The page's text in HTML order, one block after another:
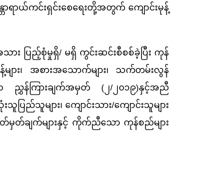
ရာယ်ကင်းရှင်းစေရေးတို့အတွက် ကျောင်းမုန့်
း ပြည့်စုံမှုရှိ/ မရှိ ကွင်းဆင်းစီစစ်ခဲ့ပြီး ကုန်
ျား၊ အစားအသောက်များ၊ သက်တမ်းလွန်
သော ညွှန်ကြားချက်အမှတ် (၂/၂၀၁၉)နှင့်အညီ
ပြည်သူများ၊ ကျောင်းသား/ကျောင်းသူများ
သတ်မှတ်ချက်များနှင့် ကိုက်ညီသော ကုန်စည်များ